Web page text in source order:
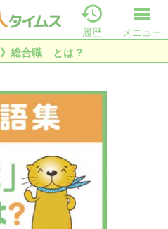

履歴 メニュー
》総合職 とは？